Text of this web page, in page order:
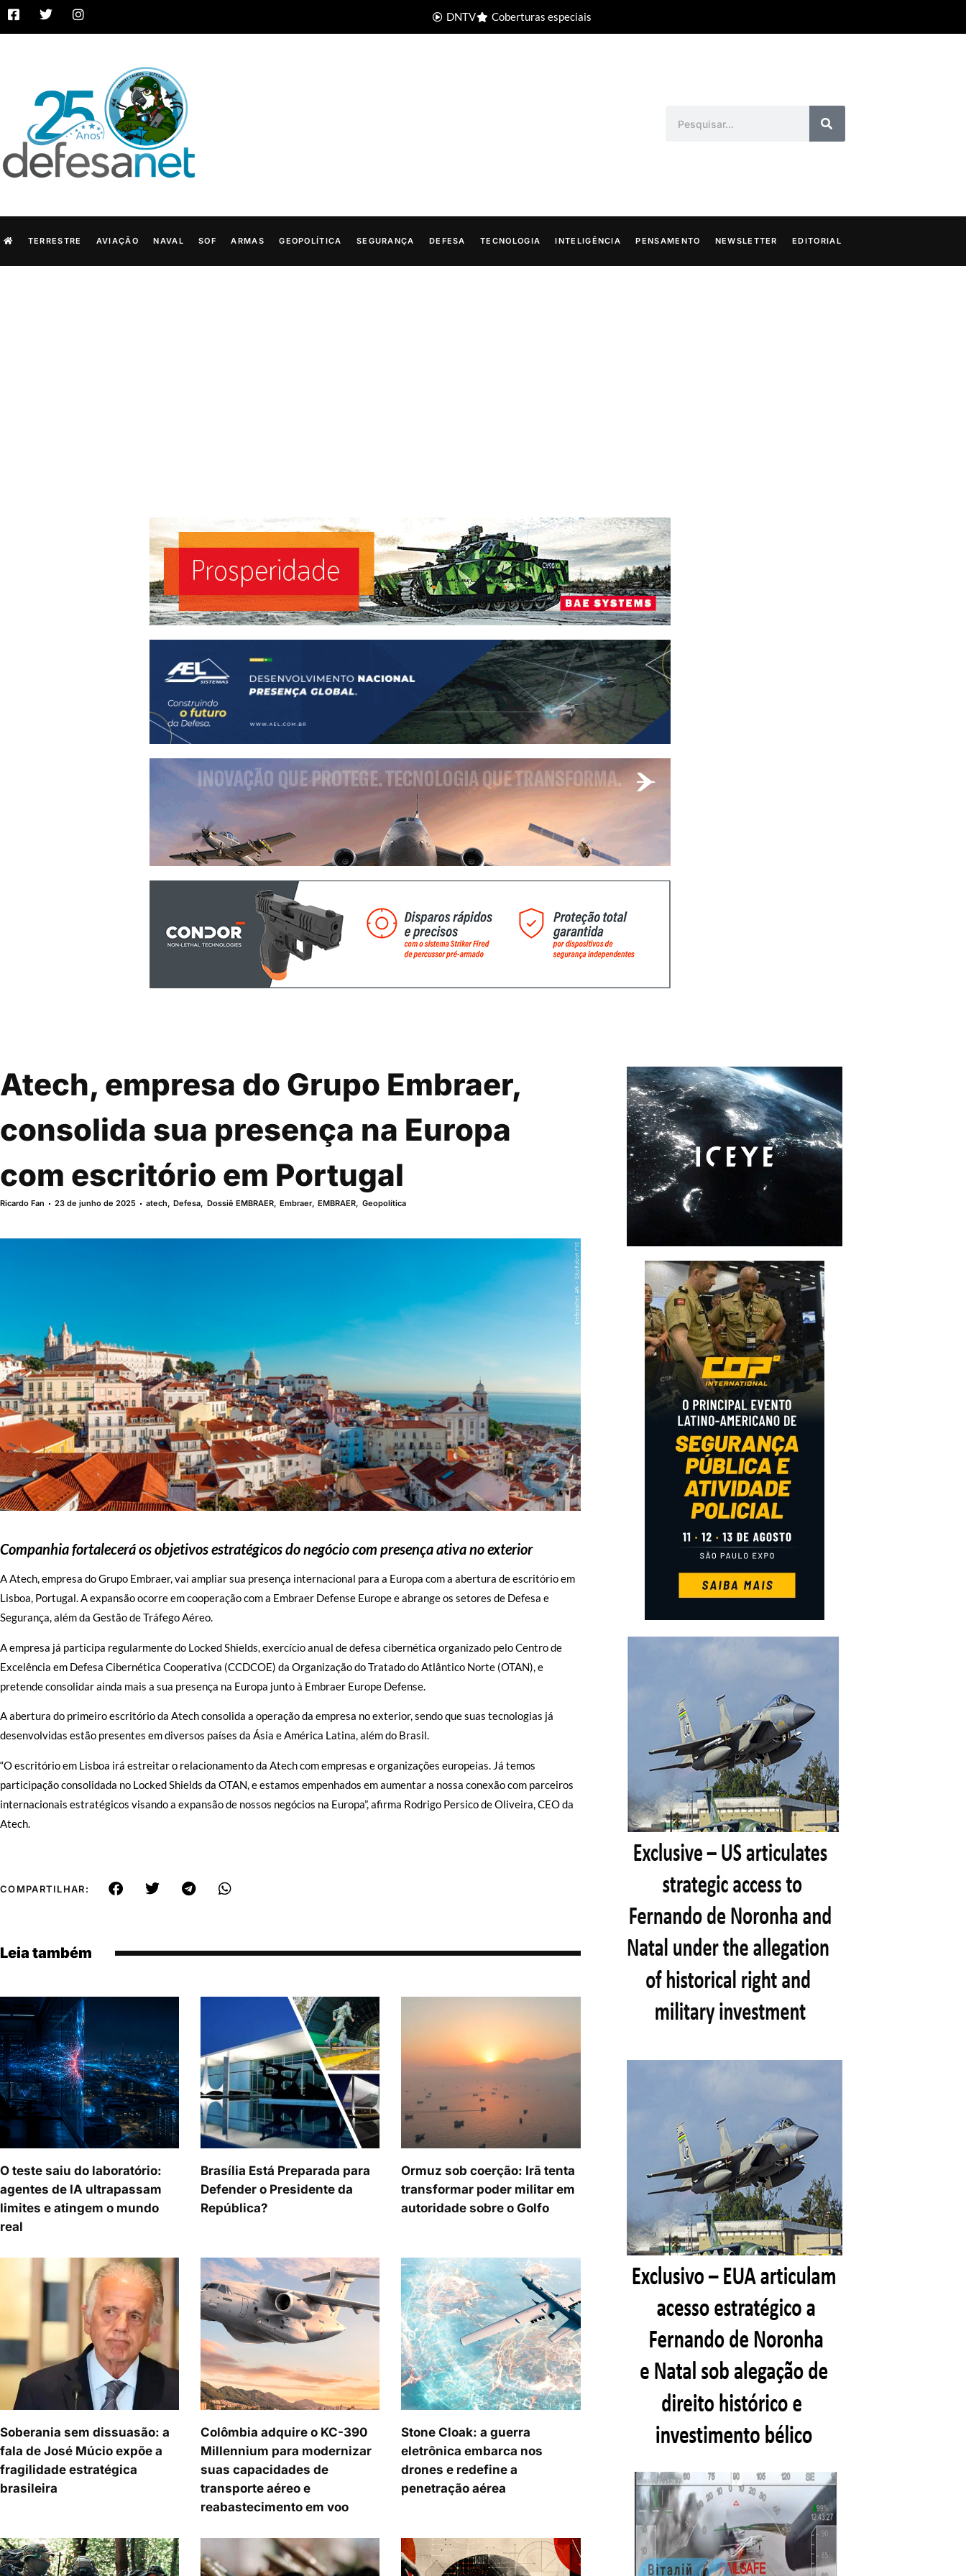
DNTV Coberturas especiais
TERRESTRE AVIAÇÃO NAVAL SOF ARMAS GEOPOLÍTICA SEGURANÇA DEFESA TECNOLOGIA INTELIGÊNCIA PENSAMENTO NEWSLETTER EDITORIAL
Atech, empresa do Grupo Embraer,
consolida sua presença na Europa
com escritório em Portugal
Ricardo Fan 23 de junho de 2025 atech,Defesa, Dossiê EMBRAER, Embraer,EMBRAER, Geopolítica
Companhia fortalecerá os objetivos estratégicos do negócio com presença ativa no exterior
A Atech, empresa do Grupo Embraer, vai ampliar sua presença internacional para a Europa com a abertura de escritório em
Lisboa, Portugal. A expansão ocorre em cooperação com a Embraer Defense Europe e abrange os setores de Defesa e
Segurança, além da Gestão de Tráfego Aéreo.
A empresa já participa regularmente do Locked Shields, exercício anual de defesa cibernética organizado pelo Centro de
Excelência em Defesa Cibernética Cooperativa (CCDCOE) da Organização do Tratado do Atlântico Norte (OTAN), e
pretende consolidar ainda mais a sua presença na Europa junto à Embraer Europe Defense.
A abertura do primeiro escritório da Atech consolida a operação da empresa no exterior, sendo que suas tecnologias já
desenvolvidas estão presentes em diversos países da Ásia e América Latina, além do Brasil.
“O escritório em Lisboa irá estreitar o relacionamento da Atech com empresas e organizações europeias. Já temos
participação consolidada no Locked Shields da OTAN, e estamos empenhados em aumentar a nossa conexão com parceiros
internacionais estratégicos visando a expansão de nossos negócios na Europa”, afirma Rodrigo Persico de Oliveira, CEO da
Atech.
COMPARTILHAR:
Leia também
O teste saiu do laboratório:
agentes de IA ultrapassam
limites e atingem o mundo
real
Brasília Está Preparada para
Defender o Presidente da
República?
Ormuz sob coerção: Irã tenta
transformar poder militar em
autoridade sobre o Golfo
Soberania sem dissuasão: a
fala de José Múcio expõe a
fragilidade estratégica
brasileira
Colômbia adquire o KC-390
Millennium para modernizar
suas capacidades de
transporte aéreo e
reabastecimento em voo
Stone Cloak: a guerra
eletrônica embarca nos
drones e redefine a
penetração aérea